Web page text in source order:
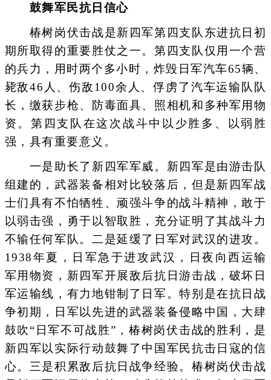
鼓舞军民抗日信心
椿树岗伏击战是新四军第四支队东进抗日初
期所取得的重要胜仗之一。第四支队仅用一个营
的兵力，用时两个多小时，炸毁日军汽车65辆、
毙敌46人、伤敌100余人、俘虏了汽车运输队队
长，缴获步枪、防毒面具、照相机和多种军用物
资。第四支队在这次战斗中以少胜多、以弱胜
强，具有重要意义。
一是助长了新四军军威。新四军是由游击队
组建的，武器装备相对比较落后，但是新四军战
士们具有不怕牺牲、顽强斗争的战斗精神，敢于
以弱击强，勇于以智取胜，充分证明了其战斗力
不输任何军队。二是延缓了日军对武汉的进攻。
1938年夏，日军急于进攻武汉，日夜向西运输
军用物资，新四军开展敌后抗日游击战，破坏日
军运输线，有力地钳制了日军。特别是在抗日战
争初期，日军以先进的武器装备侵略中国，大肆
鼓吹“日军不可战胜”，椿树岗伏击战的胜利，是
新四军以实际行动鼓舞了中国军民抗击日寇的信
心。三是积累敌后抗日战争经验。椿树岗伏击战